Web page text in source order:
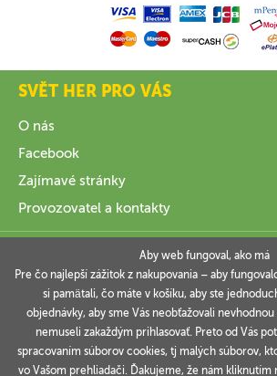
SVĚT HER PRO VÁS
O nás
Facebook
Zajímavé stránky
Provozovatel a kontakty
INFORMACE
VAŠE OBJEDNÁVKY
Aby web fungoval, ako má
Pre čo najlepší zážitok z nakupovania – aby
si pamätali, čo máte v košíku, aby ste
objednávky, aby sme Vás neobťažovali nevhodnou
nemuseli zakaždým prihlasovať. Preto od Vás
spracovaním súborov cookies, tj malých súborov,
vo Vašom prehliadači. Ďakujeme, že nám kliknutím